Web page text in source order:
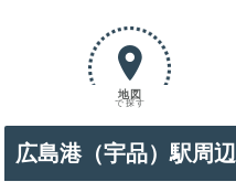
地図
で探す
広島港（宇品）駅周辺